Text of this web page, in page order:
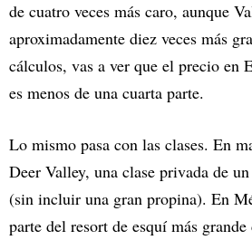
de cuatro veces más caro, aunque
aproximadamente diez veces más
cálculos, vas a ver que el precio en
es menos de una cuarta parte.
Lo mismo pasa con las clases. En
Deer Valley, una clase privada de
(sin incluir una gran propina). En
parte del resort de esquí más